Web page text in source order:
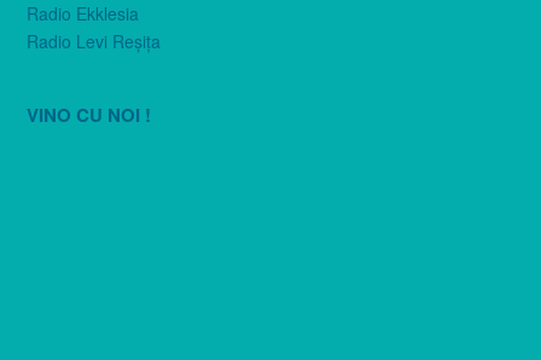
Radio Ekklesia
Radio Levi Reşiţa
VINO CU NOI !